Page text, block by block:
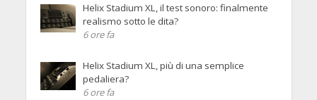
Helix Stadium XL, il test sonoro: finalmente
realismo sotto le dita?
6 ore fa
Helix Stadium XL, più di una semplice
pedaliera?
6 ore fa